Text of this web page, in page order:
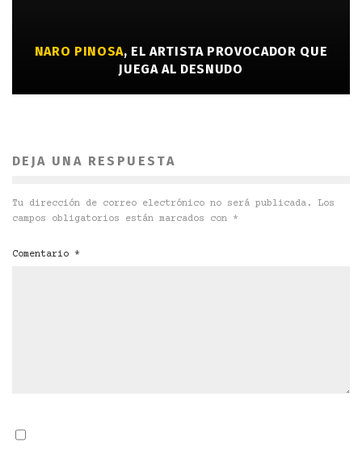
NARO PINOSA, EL ARTISTA PROVOCADOR QUE
JUEGA AL DESNUDO
DEJA UNA RESPUESTA
Tu dirección de correo electrónico no será publicada.
Los
campos obligatorios están marcados con *
Comentario *